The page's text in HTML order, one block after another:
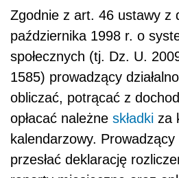
Zgodnie z art. 46 ustawy z
października 1998 r. o
społecznych (tj. Dz. U.
1585) prowadzący
obliczać, potrącać z
opłacać należne składki za
kalendarzowy. Prowadzący
przesłać deklarację